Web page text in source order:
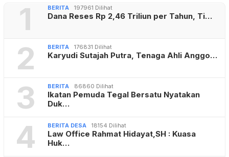
1 BERITA 197961 Dilihat
Dana Reses Rp 2,46 Triliun per Tahun, Ti…
2 BERITA 176831 Dilihat
Karyudi Sutajah Putra, Tenaga Ahli Anggo…
3 BERITA 86860 Dilihat
Ikatan Pemuda Tegal Bersatu Nyatakan
Duk…
4 BERITA DESA 18154 Dilihat
Law Office Rahmat Hidayat,SH : Kuasa
Huk…